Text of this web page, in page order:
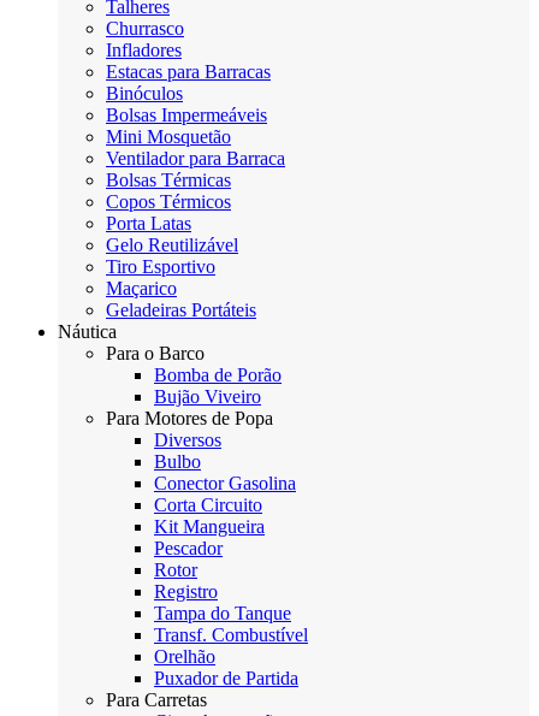
Talheres
Churrasco
Infladores
Estacas para Barracas
Binóculos
Bolsas Impermeáveis
Mini Mosquetão
Ventilador para Barraca
Bolsas Térmicas
Copos Térmicos
Porta Latas
Gelo Reutilizável
Tiro Esportivo
Maçarico
Geladeiras Portáteis
Náutica
Para o Barco
Bomba de Porão
Bujão Viveiro
Para Motores de Popa
Diversos
Bulbo
Conector Gasolina
Corta Circuito
Kit Mangueira
Pescador
Rotor
Registro
Tampa do Tanque
Transf. Combustível
Orelhão
Puxador de Partida
Para Carretas